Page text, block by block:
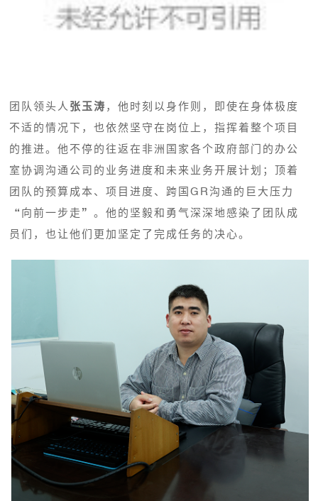
团队领头人 张玉涛 ，他时刻以身作则，即使在身体极度
不适的情况下，也依然坚守在岗位上，指挥着整个项目
的推进。他不停的往返在非洲国家各个政府部门的办公
室协调沟通公司的业务进度和未来业务开展计划；顶着
团队的预算成本、项目进度、跨国GR沟通的巨大压力
“向前一步走”。他的坚毅和勇气深深地感染了团队成
员们，也让他们更加坚定了完成任务的决心。